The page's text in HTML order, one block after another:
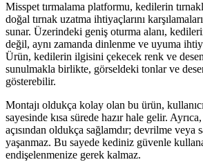
Misspet tırmalama platformu, kedilerin
doğal tırnak uzatma ihtiyaçlarını
sunar. Üzerindeki geniş oturma alanı,
değil, aynı zamanda dinlenme ve uyuma
Ürün, kedilerin ilgisini çekecek renk ve
sunulmakla birlikte, görseldeki tonlar ve
gösterebilir.
Montajı oldukça kolay olan bu ürün, kullanıcı
sayesinde kısa sürede hazır hale gelir.
açısından oldukça sağlamdır; devrilme veya
yaşanmaz. Bu sayede kediniz güvenle
endişelenmenize gerek kalmaz.